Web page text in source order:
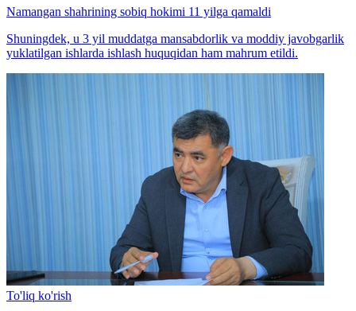
Namangan shahrining sobiq hokimi 11 yilga qamaldi
Shuningdek, u 3 yil muddatga mansabdorlik va moddiy javobgarlik
yuklatilgan ishlarda ishlash huquqidan ham mahrum etildi.
To'liq ko'rish